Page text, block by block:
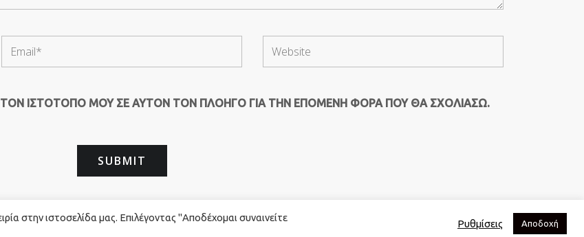
ΙΣΤΌΤΟΠΟ ΜΟΥ ΣΕ ΑΥΤΌΝ ΤΟΝ ΠΛΟΗΓΌ ΓΙΑ ΤΗΝ ΕΠΌΜΕΝΗ ΦΟΡΆ ΠΟΥ ΘΑ ΣΧΟΛΙΆΣΩ.
στην ιστοσελίδα μας. Επιλέγοντας "Αποδέχομαι συναινείτε
Ρυθμίσεις Αποδοχή